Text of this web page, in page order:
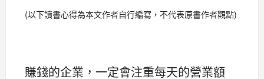
(以下讀書心得為本文作者自行編寫，不代表原書作者觀點)
賺錢的企業，一定會注重每天的營業額